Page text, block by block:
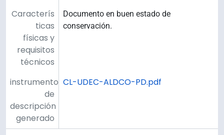
Caracterís
ticas
físicas y
requisitos
técnicos
Documento en buen estado de
conservación.
instrumento
de
descripción
generado
CL-UDEC-ALDCO-PD.pdf